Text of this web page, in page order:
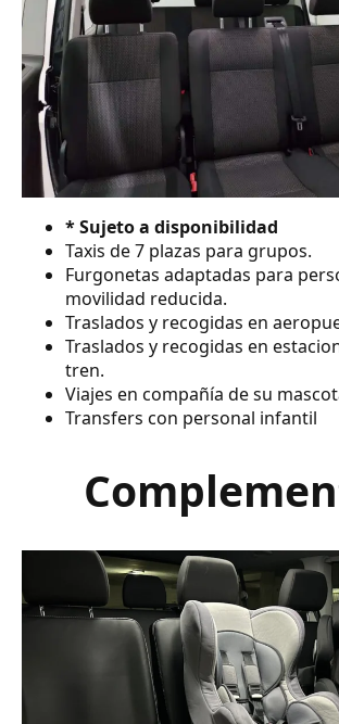
* Sujeto a disponibilidad
Taxis de 7 plazas para grupos.
Furgonetas adaptadas para
movilidad reducida.
Traslados y recogidas en
Traslados y recogidas en
tren.
Viajes en compañía de su
Transfers con personal infantil